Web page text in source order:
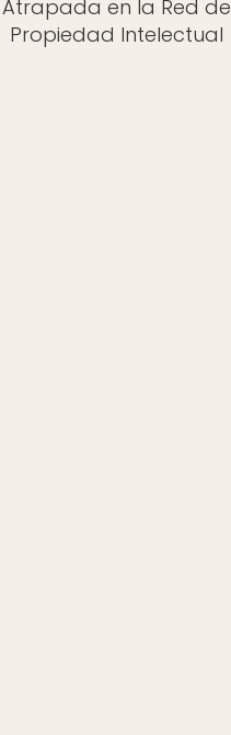
Atrapada en la Red de
Propiedad Intelectual